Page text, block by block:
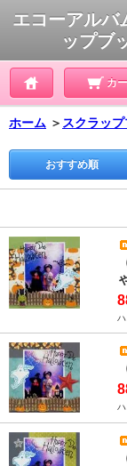
エコーアルバ
ップブ
カ
ホーム ＞ スクラッ
おすすめ順